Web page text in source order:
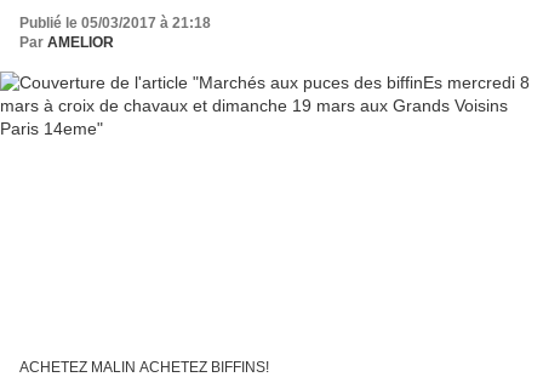
Publié le 05/03/2017 à 21:18
Par AMELIOR
ACHETEZ MALIN ACHETEZ BIFFINS!